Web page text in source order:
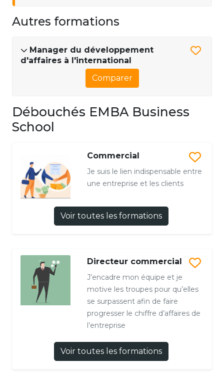
Autres formations
Manager du développement
d'affaires à l'international
Comparer
Débouchés EMBA Business
School
Commercial
Je suis le lien indispensable entre
une entreprise et les clients
Voir toutes les formations
Directeur commercial
J’encadre mon équipe et je
motive les troupes pour qu’elles
se surpassent afin de faire
progresser le chiffre d’affaires de
l’entreprise
Voir toutes les formations